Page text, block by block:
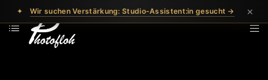
✦ Wir suchen Verstärkung: Studio-Assistent:in gesucht → ×